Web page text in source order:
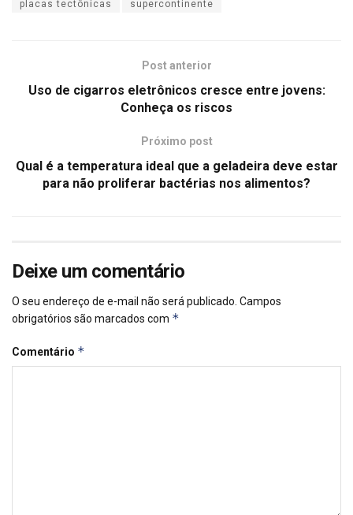
placas tectônicas supercontinente
Post anterior
Uso de cigarros eletrônicos cresce entre jovens:
Conheça os riscos
Próximo post
Qual é a temperatura ideal que a geladeira deve estar
para não proliferar bactérias nos alimentos?
Deixe um comentário
O seu endereço de e-mail não será publicado. Campos
obrigatórios são marcados com *
Comentário *